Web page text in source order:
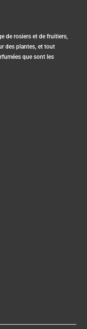
de rosiers et de fruitiers,
des plantes, et tout
que sont les